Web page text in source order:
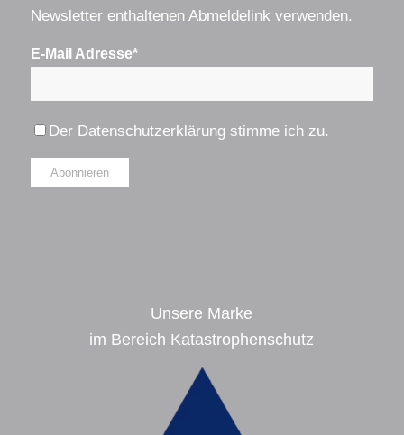
Newsletter enthaltenen Abmeldelink verwenden.
E-Mail Adresse*
Der Datenschutzerklärungstimme ich zu.
Unsere Marke
im Bereich Katastrophenschutz